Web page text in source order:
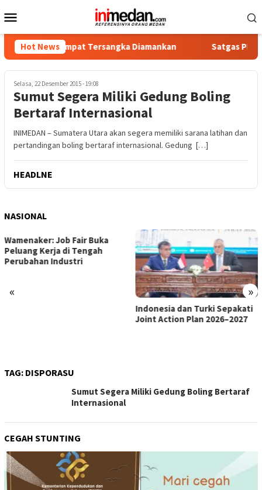
ke
Mobile
Hot News
Empat Tersangka Diamankan Satgas PRR Pacu
Selasa, 22 Desember 2015 - 19:08
Sumut Segera Miliki Gedung Boling
Bertaraf Internasional
INIMEDAN – Sumatera Utara akan segera memiliki sarana latihan dan
pertandingan boling bertaraf internasional. Gedung […]
HEADLNE
NASIONAL
« »
Satgas PRR Pacu Realisasi
Tambahan TKD Aceh Rp1,65
TAG: DISPORASU
Sumut Segera Miliki Gedung Boling Bertaraf
Internasional
CEGAH STUNTING